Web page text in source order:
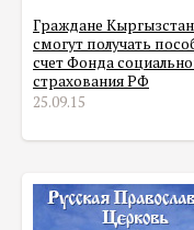
Граждане
смогут получать
счет Фонда
страхования РФ
25.09.15